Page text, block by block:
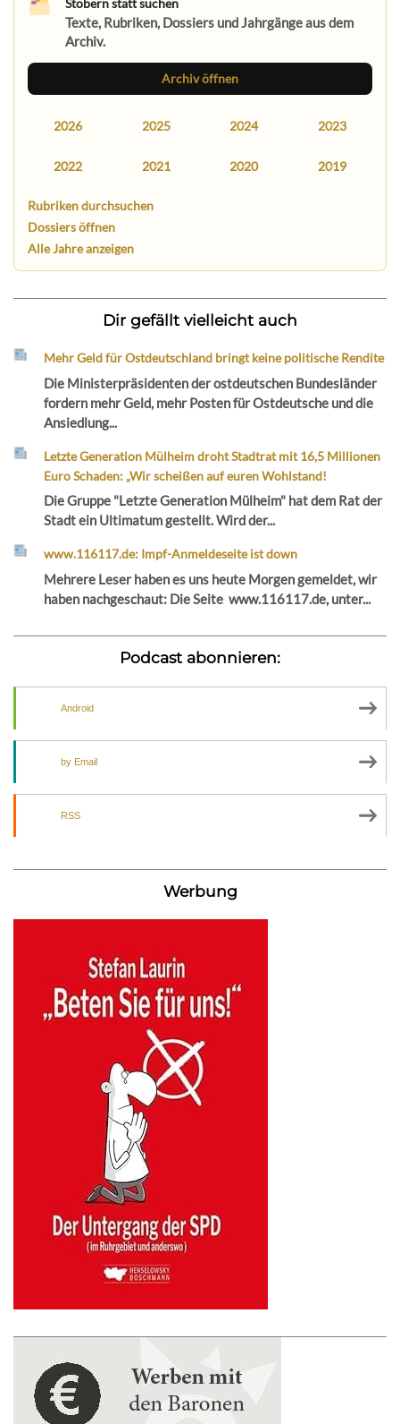
Texte, Rubriken, Dossiers und Jahrgänge aus dem
Archiv.
Archiv öffnen
2026 2025 2024 2023
2022 2021 2020 2019
Rubriken durchsuchen
Dossiers öffnen
Alle Jahre anzeigen
Dir gefällt vielleicht auch
Mehr Geld für Ostdeutschland bringt keine politische Rendite
Die Ministerpräsidenten der ostdeutschen Bundesländer
fordern mehr Geld, mehr Posten für Ostdeutsche und die
Ansiedlung...
Letzte Generation Mülheim droht Stadtrat mit 16,5 Millionen
Euro Schaden: „Wir scheißen auf euren Wohlstand!
Die Gruppe "Letzte Generation Mülheim" hat dem Rat der
Stadt ein Ultimatum gestellt. Wird der...
www.116117.de: Impf-Anmeldeseite ist down
Mehrere Leser haben es uns heute Morgen gemeldet, wir
haben nachgeschaut: Die Seite www.116117.de, unter...
Podcast abonnieren:
Android
by Email
RSS
Werbung